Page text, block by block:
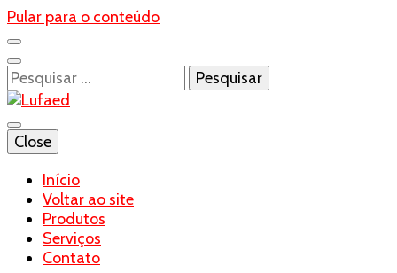
Pular para o conteúdo
Pesquisar
por:
Lufaed
Blog- Lufaed
Close
Início
Voltar ao site
Produtos
Serviços
Contato